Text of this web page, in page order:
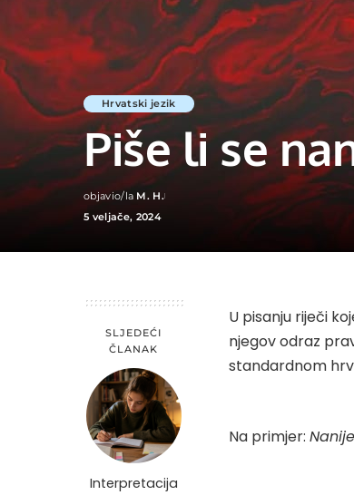
Hrvatski jezik
Piše li se
Posted
by
objavio/la M. H.
5 veljače, 2024
SLJEDEĆI
ČLANAK
Interpretacija
U pisanju riječi
njegov odraz
standardnom
Na primjer: